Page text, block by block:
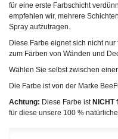
für eine erste Farbschicht
empfehlen wir, mehrere
Spray aufzutragen.
Diese Farbe eignet sich nicht
zum Färben von Wänden und
Wählen Sie selbst zwischen
Die Farbe ist von der Marke
Achtung: Diese Farbe istNICHT
für diese unsere 100 %